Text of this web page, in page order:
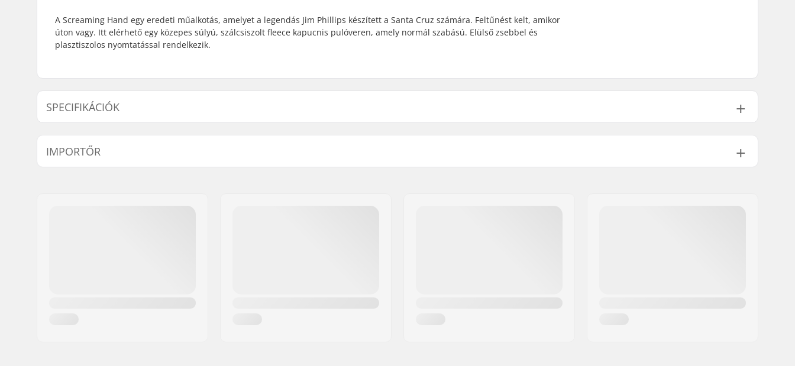
A Screaming Hand egy eredeti műalkotás, amelyet a legendás Jim Phillips készített a Santa Cruz számára. Feltűnést kelt, amikor
úton vagy. Itt elérhető egy közepes súlyú, szálcsiszolt fleece kapucnis pulóveren, amely normál szabású. Elülső zsebbel és
plasztiszolos nyomtatással rendelkezik.
SPECIFIKÁCIÓK
Nem: Men,Unisex
Nyak:
Design:
Breast Graphic,Back Graphic
Anyag:
Cotton Blend
IMPORTŐR